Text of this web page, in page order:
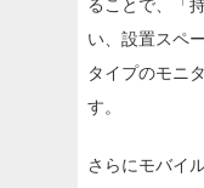
ることで、「
い、設置スペ
タイプのモニ
す。
さらにモバイ